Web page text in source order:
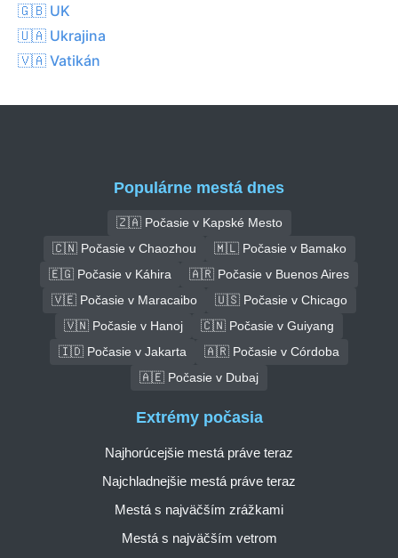
🇬🇧 UK
🇺🇦 Ukrajina
🇻🇦 Vatikán
Populárne mestá dnes
🇿🇦 Počasie v Kapské Mesto
🇨🇳 Počasie v Chaozhou
🇲🇱 Počasie v Bamako
🇪🇬 Počasie v Káhira
🇦🇷 Počasie v Buenos Aires
🇻🇪 Počasie v Maracaibo
🇺🇸 Počasie v Chicago
🇻🇳 Počasie v Hanoj
🇨🇳 Počasie v Guiyang
🇮🇩 Počasie v Jakarta
🇦🇷 Počasie v Córdoba
🇦🇪 Počasie v Dubaj
Extrémy počasia
Najhorúcejšie mestá práve teraz
Najchladnejšie mestá práve teraz
Mestá s najväčším zrážkami
Mestá s najväčším vetrom